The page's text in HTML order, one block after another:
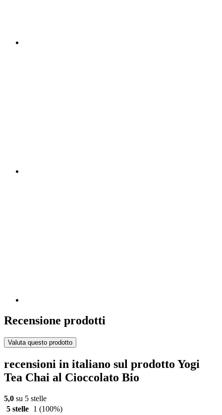
Recensione prodotti
Valuta questo prodotto
recensioni in italiano sul prodotto Yogi
Tea Chai al Cioccolato Bio
5,0 su 5 stelle
5 stelle
1 (100%)